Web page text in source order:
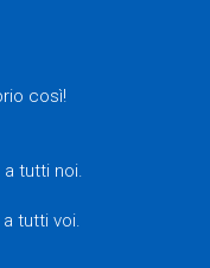
così!
tutti noi.
tutti voi.